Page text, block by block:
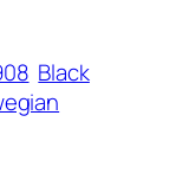
Black